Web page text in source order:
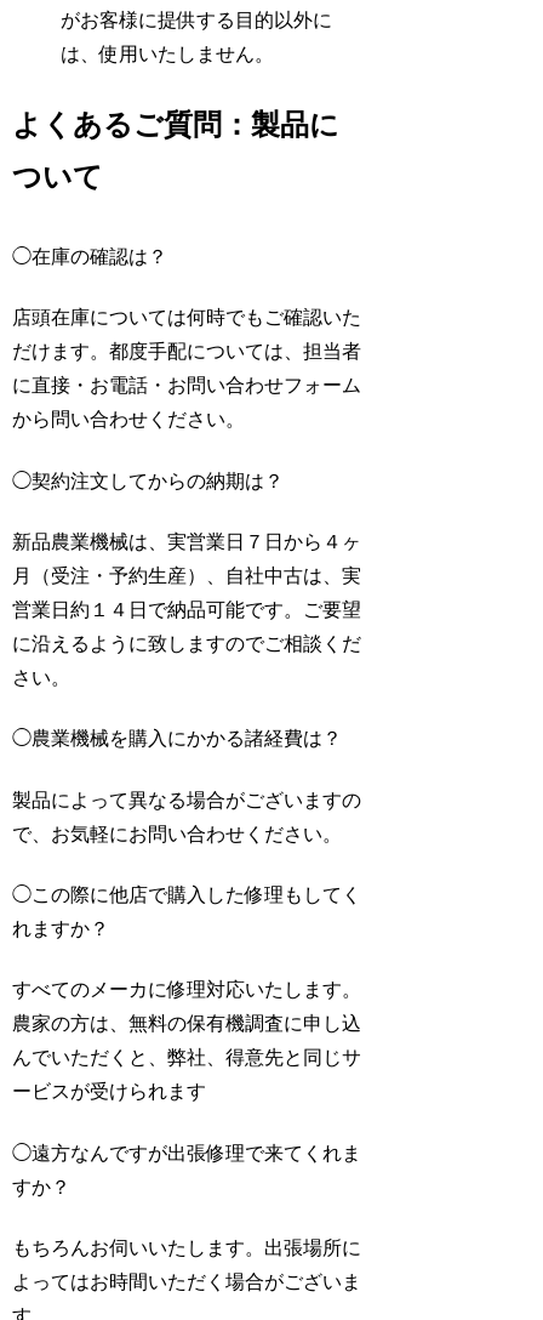
がお客様に提供する目的以外に
は、使用いたしません。
よくあるご質問：製品に
ついて
◯在庫の確認は？
店頭在庫については何時でもご確認いた
だけます。都度手配については、担当者
に直接・お電話・お問い合わせフォーム
から問い合わせください。
◯契約注文してからの納期は？
新品農業機械は、実営業日７日から４ヶ
月（受注・予約生産）、自社中古は、実
営業日約１４日で納品可能です。ご要望
に沿えるように致しますのでご相談くだ
さい。
◯農業機械を購入にかかる諸経費は？
製品によって異なる場合がございますの
で、お気軽にお問い合わせください。
◯この際に他店で購入した修理もしてく
れますか？
すべてのメーカに修理対応いたします。
農家の方は、無料の保有機調査に申し込
んでいただくと、弊社、得意先と同じサ
ービスが受けられます
◯遠方なんですが出張修理で来てくれま
すか？
もちろんお伺いいたします。出張場所に
よってはお時間いただく場合がございま